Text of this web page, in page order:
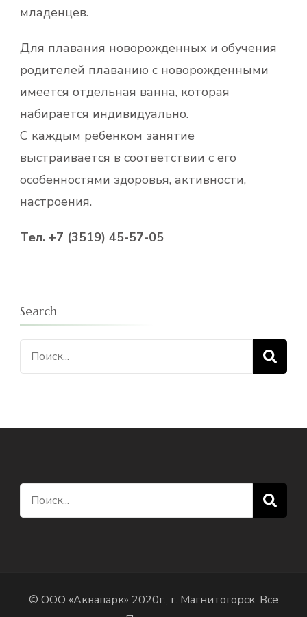
младенцев.
Для плавания новорожденных и обучения
родителей плаванию с новорожденными
имеется отдельная ванна, которая
набирается индивидуально.
С каждым ребенком занятие
выстраивается в соответствии с его
особенностями здоровья, активности,
настроения.
Тел. +7 (3519) 45-57-05
Search
Искать:
Искать:
© ООО «Аквапарк» 2020г., г. Магнитогорск. Все